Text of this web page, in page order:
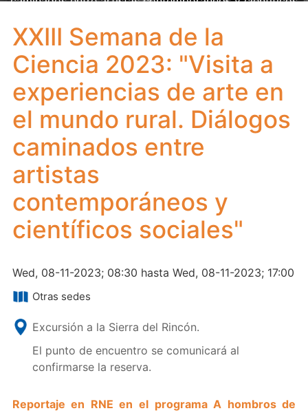
XXIII Semana de la
Ciencia 2023: "Visita a
experiencias de arte en
el mundo rural. Diálogos
caminados entre
artistas
contemporáneos y
científicos sociales"
Wed, 08-11-2023; 08:30 hasta Wed, 08-11-2023; 17:00
Otras sedes
Excursión a la Sierra del Rincón.
El punto de encuentro se comunicará al
confirmarse la reserva.
Reportaje en RNE en el programa A hombros de